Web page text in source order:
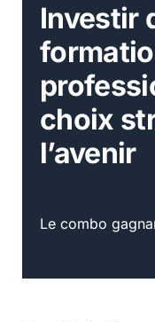
Investir
choix
l’avenir
Le combo